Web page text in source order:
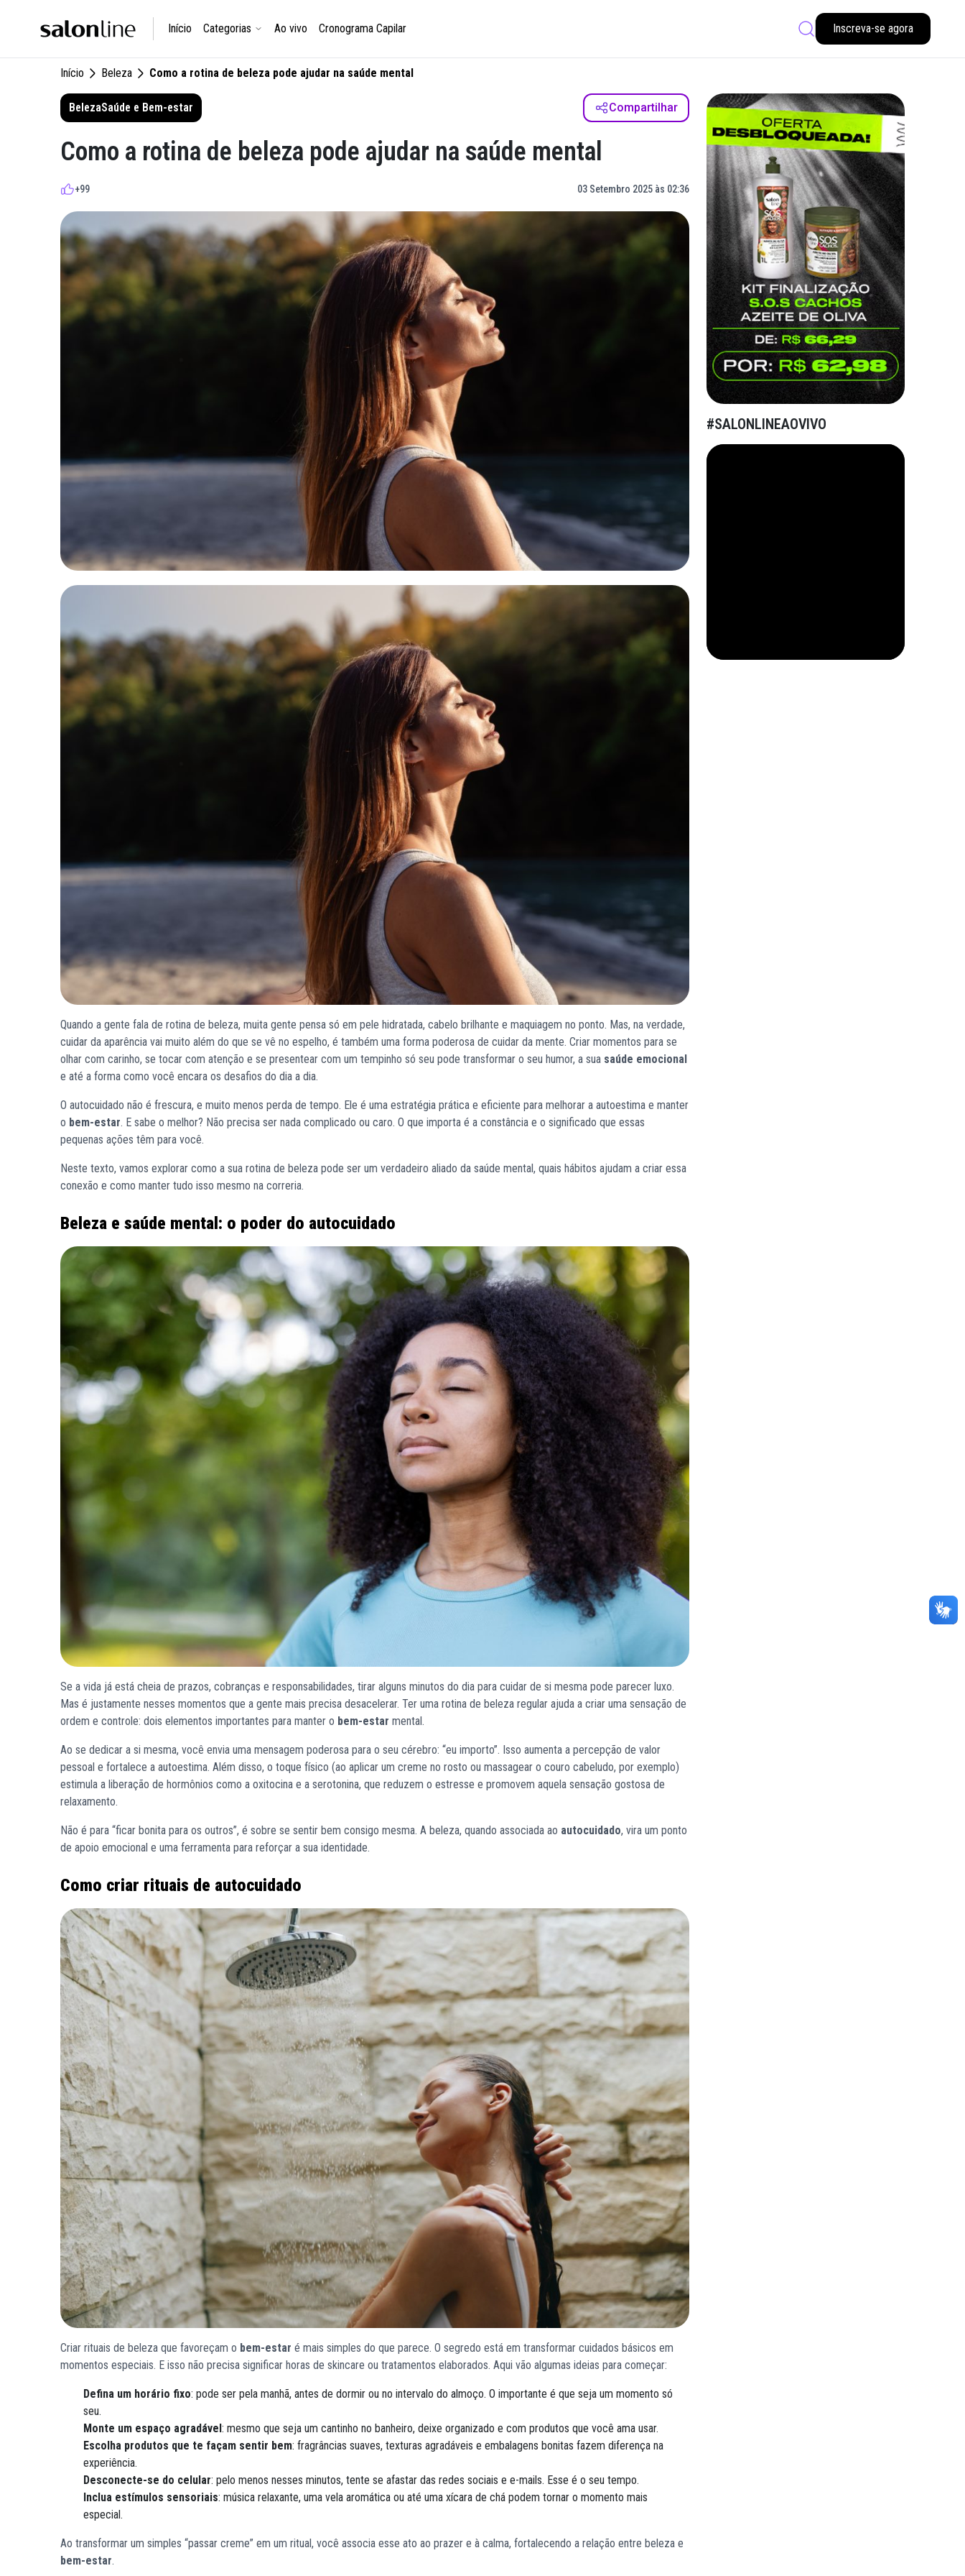
Início Categorias Ao vivo Cronograma Capilar Inscreva-se agora
Início Beleza Como a rotina de beleza pode ajudar na saúde mental
BelezaSaúde e Bem-estar Compartilhar
Como a rotina de beleza pode ajudar na saúde mental
+99 03 Setembro 2025 às 02:36
Quando a gente fala de rotina de beleza, muita gente pensa só em pele hidratada, cabelo brilhante e maquiagem no ponto. Mas, na verdade,
cuidar da aparência vai muito além do que se vê no espelho, é também uma forma poderosa de cuidar da mente. Criar momentos para se
olhar com carinho, se tocar com atenção e se presentear com um tempinho só seu pode transformar o seu humor, a sua saúde emocional
e até a forma como você encara os desafios do dia a dia.
O autocuidado não é frescura, e muito menos perda de tempo. Ele é uma estratégia prática e eficiente para melhorar a autoestima e manter
o bem-estar. E sabe o melhor? Não precisa ser nada complicado ou caro. O que importa é a constância e o significado que essas
pequenas ações têm para você.
Neste texto, vamos explorar como a sua rotina de beleza pode ser um verdadeiro aliado da saúde mental, quais hábitos ajudam a criar essa
conexão e como manter tudo isso mesmo na correria.
Beleza e saúde mental: o poder do autocuidado
Se a vida já está cheia de prazos, cobranças e responsabilidades, tirar alguns minutos do dia para cuidar de si mesma pode parecer luxo.
Mas é justamente nesses momentos que a gente mais precisa desacelerar. Ter uma rotina de beleza regular ajuda a criar uma sensação de
ordem e controle: dois elementos importantes para manter o bem-estar mental.
Ao se dedicar a si mesma, você envia uma mensagem poderosa para o seu cérebro: “eu importo”. Isso aumenta a percepção de valor
pessoal e fortalece a autoestima. Além disso, o toque físico (ao aplicar um creme no rosto ou massagear o couro cabeludo, por exemplo)
estimula a liberação de hormônios como a oxitocina e a serotonina, que reduzem o estresse e promovem aquela sensação gostosa de
relaxamento.
Não é para “ficar bonita para os outros”, é sobre se sentir bem consigo mesma. A beleza, quando associada ao autocuidado, vira um ponto
de apoio emocional e uma ferramenta para reforçar a sua identidade.
Como criar rituais de autocuidado
Criar rituais de beleza que favoreçam o bem-estar é mais simples do que parece. O segredo está em transformar cuidados básicos em
momentos especiais. E isso não precisa significar horas de skincare ou tratamentos elaborados. Aqui vão algumas ideias para começar:
Defina um horário fixo: pode ser pela manhã, antes de dormir ou no intervalo do almoço. O importante é que seja um momento só
seu.
Monte um espaço agradável: mesmo que seja um cantinho no banheiro, deixe organizado e com produtos que você ama usar.
Escolha produtos que te façam sentir bem: fragrâncias suaves, texturas agradáveis e embalagens bonitas fazem diferença na
experiência.
Desconecte-se do celular: pelo menos nesses minutos, tente se afastar das redes sociais e e-mails. Esse é o seu tempo.
Inclua estímulos sensoriais: música relaxante, uma vela aromática ou até uma xícara de chá podem tornar o momento mais
especial.
Ao transformar um simples “passar creme” em um ritual, você associa esse ato ao prazer e à calma, fortalecendo a relação entre beleza e
bem-estar.
#SALONLINEAOVIVO